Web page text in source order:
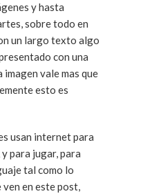
y hasta
sobre todo en
un largo texto algo
con una
esto es
usan internet para
para jugar, para
tal como lo
ven en este post,